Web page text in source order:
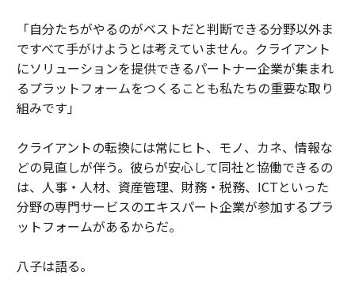
「自分たちがやるのがベストだと判断できる分野以外ま
ですべて手がけようとは考えていません。クライアント
にソリューションを提供できるパートナー企業が集まれ
るプラットフォームをつくることも私たちの重要な取り
組みです」
クライアントの転換には常にヒト、モノ、カネ、情報な
どの見直しが伴う。彼らが安心して同社と協働できるの
は、人事・人材、資産管理、財務・税務、ICTといった
分野の専門サービスのエキスパート企業が参加するプラ
ットフォームがあるからだ。
八子は語る。